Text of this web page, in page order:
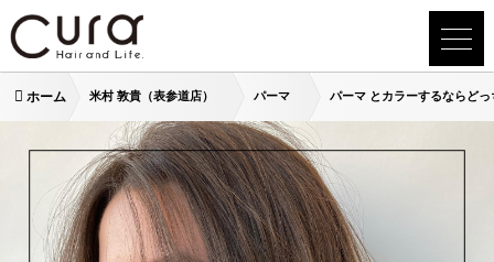
ホーム 米村 敦貴（表参道店） パーマ パーマ とカラーするならど